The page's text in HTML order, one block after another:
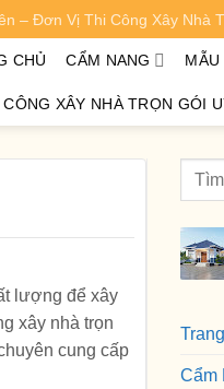
– Đơn Vị Thi Công Xây Nhà
CHỦ CẨM NANG MẪU
XÂY NHÀ TRỌN GÓI
lượng để xây
xây nhà trọn
cung cấp
Cẩm